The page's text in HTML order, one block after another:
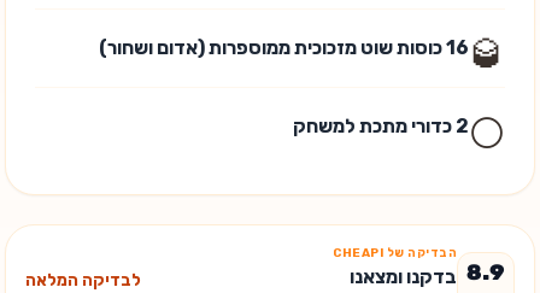
🥃 16 כוסות שוט מזכוכית ממוספרות (אדום ושחור)
⚪2 כדורי מתכת למשחק
8.9
הבדיקה של CHEAPI
בדקנו ומצאנו לבדיקה המלאה